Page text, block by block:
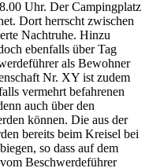
Uhr. Der Campingplatz
Dort herrscht zwischen
Nachtruhe. Hinzu
ebenfalls über Tag
als Bewohner
Nr. XY ist zudem
vermehrt befahrenen
auch über den
können. Die aus der
bereits beim Kreisel bei
so dass auf dem
Beschwerdeführer